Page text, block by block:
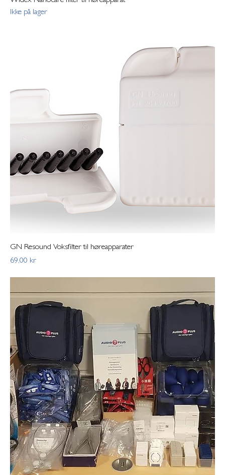
Ikke på lager
GN Resound Voksfilter til høreapparater
Pris
69,00 kr